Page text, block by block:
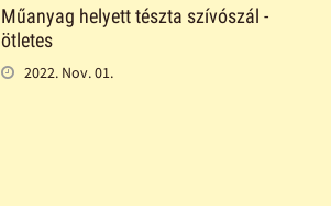
Műanyag helyett tészta szívószál -
ötletes
2022. Nov. 01.